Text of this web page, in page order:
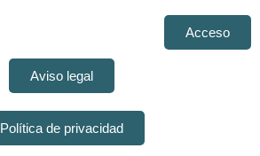
Acceso
Aviso legal
Política de privacidad